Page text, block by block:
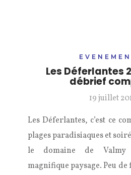
Les Déferlantes
débrief
19 juillet
Les Déferlantes, c’est ce
plages paradisiaques et
le domaine de Valmy
magnifique paysage. Peu de